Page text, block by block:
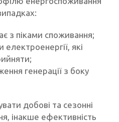
з піками споживання;
які
генерації з боку
добові та сезонні
інакше ефективність